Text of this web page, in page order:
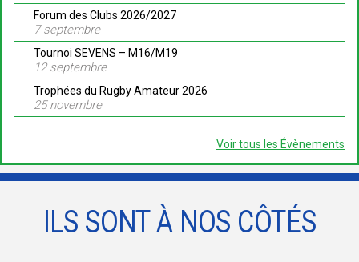
Forum des Clubs 2026/2027
7 septembre
Tournoi SEVENS – M16/M19
12 septembre
Trophées du Rugby Amateur 2026
25 novembre
Voir tous les Évènements
ILS SONT À NOS CÔTÉS